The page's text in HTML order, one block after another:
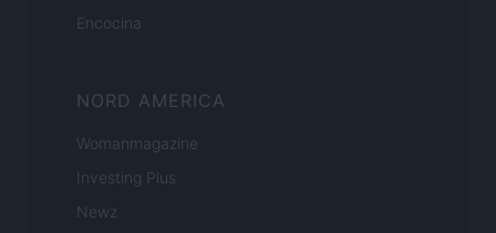
Encocina
NORD AMERICA
Womanmagazine
Investing Plus
Newz